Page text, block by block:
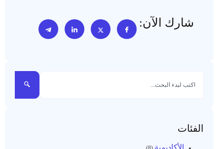
شارك الآن:
الفئات